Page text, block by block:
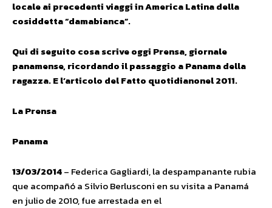
locale ai precedenti viaggi in America Latina della
cosiddetta “damabianca”.
Qui di seguito cosa scrive oggi Prensa, giornale
panamense, ricordando il passaggio a Panama della
ragazza. E l’articolo del Fatto quotidianonel 2011.
La Prensa
Panama
13/03/2014– Federica Gagliardi, la despampanante rubia
que acompañó a Silvio Berlusconi en su visita a Panamá
en julio de 2010, fue arrestada en el